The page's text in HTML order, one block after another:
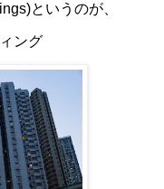
というのが、
ング